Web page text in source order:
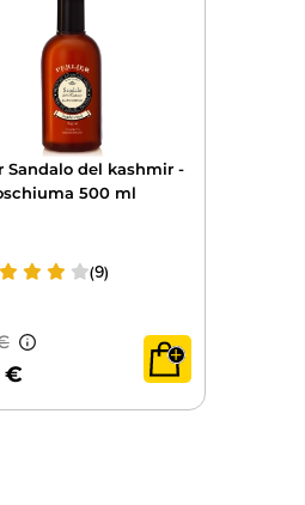
Sandalo del kashmir -
500 ml
(9)
€